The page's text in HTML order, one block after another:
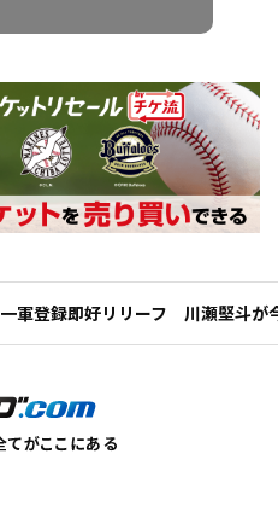
一軍登録即好リリーフ 川瀬堅斗が